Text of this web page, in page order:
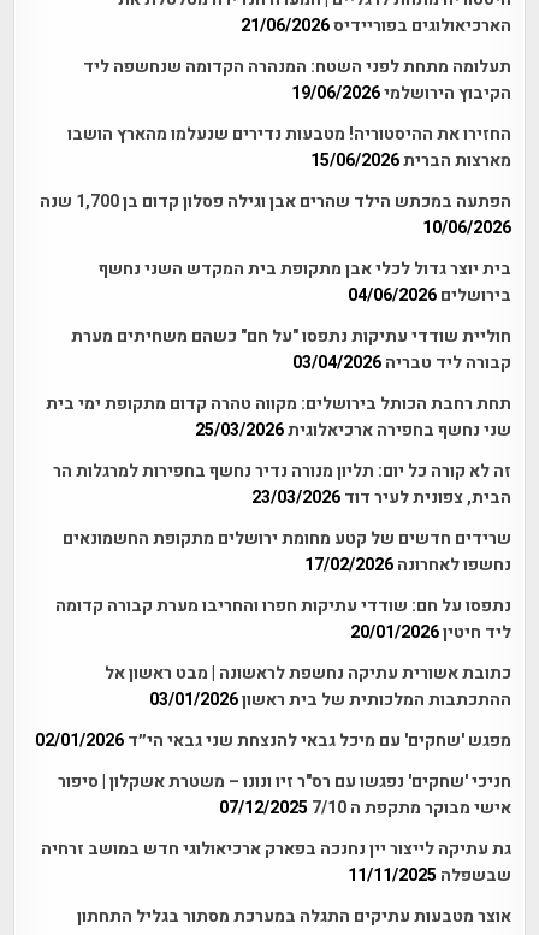
הארכיאולוגים בפוריידיס21/06/2026
תעלומה מתחת לפני השטח: המנהרה הקדומה שנחשפה ליד
הקיבוץ הירושלמי19/06/2026
החזירו את ההיסטוריה! מטבעות נדירים שנעלמו מהארץ הושבו
מארצות הברית15/06/2026
הפתעה במכתש הילד שהרים אבן וגילה פסלון קדום בן 1,700 שנה
10/06/2026
בית יוצר גדול לכלי אבן מתקופת בית המקדש השני נחשף
בירושלים 04/06/2026
חוליית שודדי עתיקות נתפסו "על חם" כשהם משחיתים מערת
קבורה ליד טבריה 03/04/2026
תחת רחבת הכותל בירושלים: מקווה טהרה קדום מתקופת ימי בית
שני נחשף בחפירה ארכיאלוגית25/03/2026
זה לא קורה כל יום: תליון מנורה נדיר נחשף בחפירות למרגלות הר
הבית, צפונית לעיר דוד 23/03/2026
שרידים חדשים של קטע מחומת ירושלים מתקופת החשמונאים
נחשפו לאחרונה 17/02/2026
נתפסו על חם: שודדי עתיקות חפרו והחריבו מערת קבורה קדומה
ליד חיטין20/01/2026
כתובת אשורית עתיקה נחשפת לראשונה | מבט ראשון אל
ההתכתבות המלכותית של בית ראשון03/01/2026
מפגש 'שחקים' עם מיכל גבאי להנצחת שני גבאי הי״ד 02/01/2026
חניכי 'שחקים' נפגשו עם רס"ר זיו ונונו – משטרת אשקלון | סיפור
אישי מבוקר מתקפת ה 7/10
07/12/2025
גת עתיקה לייצור יין נחנכה בפארק ארכיאולוגי חדש במושב זרחיה
שבשפלה 11/11/2025
אוצר מטבעות עתיקים התגלה במערכת מסתור בגליל התחתון